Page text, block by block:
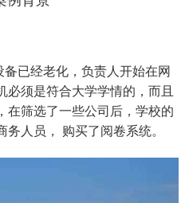
已经老化，负责人开始在网
必须是符合大学学情的，而且
在筛选了一些公司后，学校的
务人员，
购买了阅卷系统。